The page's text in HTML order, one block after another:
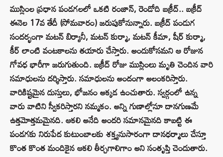
ముస్లింల ప్రధాన పండగలలో ఒకటి రంజాన్‌, రెండోది బక్రీద్.. బక్రీద్
ఈనెల 17వ తేదీ (సోమవారం) జరుపుకోనున్నారు. బక్రీద్ పండుగ
సందర్భంగా మటన్ బిర్యానీ, మటన్ కుర్మా, మటన్ కీమా, షీర్ కుర్మా,
కీర్ లాంటి వంటకాలను తయారు చేస్తారు. అందుకోసమని ఆ రోజున
గోవధ భారీగా జరుగుతుంది. బక్రీద్ రోజు ముస్లింలు మృతి చెందిన వారి
సమాధులను దర్శిస్తారు. సమాధులను అందంగా అలంకరిస్తారు.
వారికిష్టమైన దుస్తులు, భోజనం అక్కడ ఉంచుతారు. స్వర్గంలో ఉన్న
వారు వాటిని స్వీకరిస్తారని నమ్మకం. అన్ని గుణాల్లోనూ దానగుణమే
ఉత్తమోత్తమమైనది. ఆకలి అనేది అందరి సమానమైనది కాబట్టి ఈ
పండగకు నిరుపేద కుటుంబాలకు శక్త్యనుసారంగా దానధర్మాలు చేస్తూ
కొంత కొంత మందికైన ఆకలి తీర్చగాలిగాం అని సంతృప్తి చెందుతారు.